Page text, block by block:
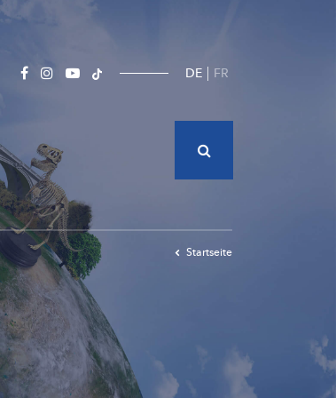
DE FR
Startseite